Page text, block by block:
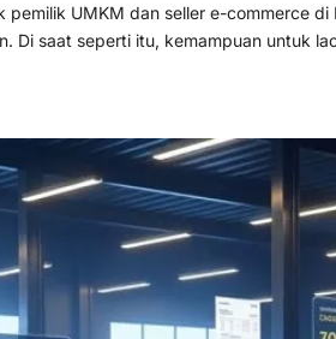
pemilik UMKM dan seller e-commerce
Di saat seperti itu, kemampuan untuk